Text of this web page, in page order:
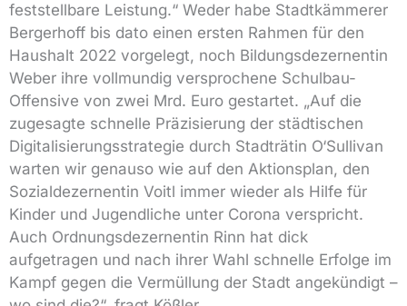
feststellbare Leistung.“ Weder habe Stadtkämmerer
Bergerhoff bis dato einen ersten Rahmen für den
Haushalt 2022 vorgelegt, noch Bildungsdezernentin
Weber ihre vollmundig versprochene Schulbau-
Offensive von zwei Mrd. Euro gestartet. „Auf die
zugesagte schnelle Präzisierung der städtischen
Digitalisierungsstrategie durch Stadträtin O‘Sullivan
warten wir genauso wie auf den Aktionsplan, den
Sozialdezernentin Voitl immer wieder als Hilfe für
Kinder und Jugendliche unter Corona verspricht.
Auch Ordnungsdezernentin Rinn hat dick
aufgetragen und nach ihrer Wahl schnelle Erfolge im
Kampf gegen die Vermüllung der Stadt angekündigt –